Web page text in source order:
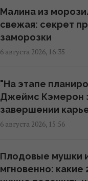
19:57 четверг, 06 августа
Песня, которая
19:54 четверг, 06 августа
Встреча с
сцены
18:42 четверг, 06 августа
Малина из
свежая: секрет
заморозки
6 августа 2026, 16:35
"На этапе
Джеймс Кэмерон
завершении
6 августа 2026, 15:56
Плодовые мушки
мгновенно: какие